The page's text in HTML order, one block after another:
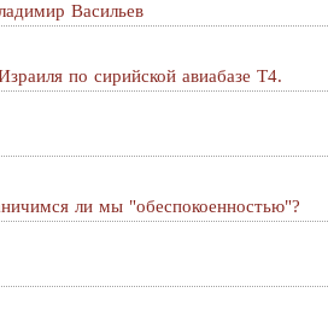
Васильев
по сирийской авиабазе Т4.
ли мы "обеспокоенностью"?